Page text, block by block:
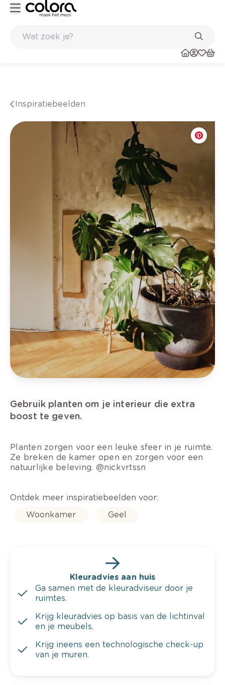
Inspiratiebeelden
Gebruik planten om je interieur die extra
boost te geven.
Planten zorgen voor een leuke sfeer in je ruimte.
Ze breken de kamer open en zorgen voor een
natuurlijke beleving. @nickvrtssn
Ontdek meer inspiratiebeelden voor:
Woonkamer
Geel
Kleuradvies aan huis
Ga samen met de kleuradviseur door je
ruimtes.
Krijg kleuradvies op basis van de lichtinval
en je meubels.
Krijg ineens een technologische check-up
van je muren.